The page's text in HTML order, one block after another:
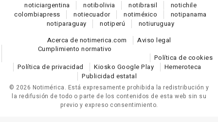
noticiargentina notibolivia notibrasil notichile
colombiapress notiecuador notiméxico notipanama
notiparaguay notiperú notiuruguay
Acerca de notimerica.com
Aviso legal
Cumplimiento normativo
Política de cookies
Política de privacidad
Kiosko Google Play
Hemeroteca
Publicidad estatal
© 2026 Notimérica. Está expresamente prohibida la redistribución y
la redifusión de todo o parte de los contenidos de esta web sin su
previo y expreso consentimiento.